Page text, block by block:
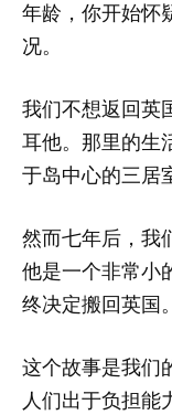
年龄，你开始怀
况。
我们不想返回英
耳他。那里的生
于岛中心的三居
然而七年后，我
他是一个非常小
终决定搬回英国。
这个故事是我们
人们出于负担能